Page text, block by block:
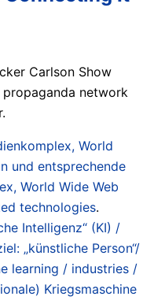
Carlson Show
propaganda network
World
und entsprechende
World Wide Web
technologies.
Intelligenz“ (KI) /
„künstliche Person“/
learning / industries /
Kriegsmaschine